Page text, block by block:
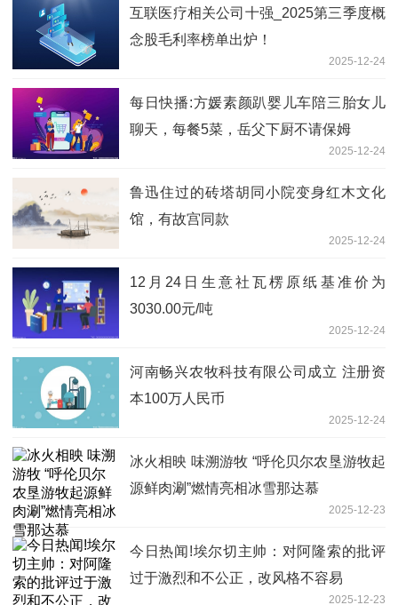
互联医疗相关公司十强_2025第三季度概
念股毛利率榜单出炉！
2025-12-24
每日快播:方媛素颜趴婴儿车陪三胎女儿
聊天，每餐5菜，岳父下厨不请保姆
2025-12-24
鲁迅住过的砖塔胡同小院变身红木文化
馆，有故宫同款
2025-12-24
12月24日生意社瓦楞原纸基准价为
3030.00元/吨
2025-12-24
河南畅兴农牧科技有限公司成立 注册资
本100万人民币
2025-12-24
冰火相映 味溯游牧 “呼伦贝尔农垦游牧起
源鲜肉涮”燃情亮相冰雪那达慕
2025-12-23
今日热闻!埃尔切主帅：对阿隆索的批评
过于激烈和不公正，改风格不容易
2025-12-23